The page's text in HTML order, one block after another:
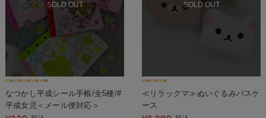
SOLD OUT
なつかし平成シール手帳/全5種/#
平成女児＜メール便対応＞
SOLD OUT
≪リラックマ≫ぬいぐるみパスケ
ース